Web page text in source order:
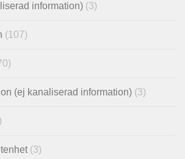
information) (3)
(107)
(ej kanaliserad information) (3)
(3)